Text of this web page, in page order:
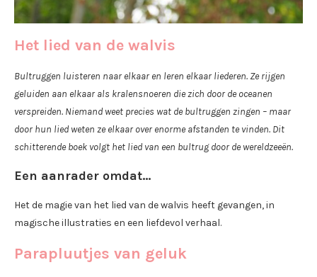
Het lied van de walvis
Bultruggen luisteren naar elkaar en leren elkaar liederen. Ze rijgen
geluiden aan elkaar als kralensnoeren die zich door de oceanen
verspreiden. Niemand weet precies wat de bultruggen zingen – maar
door hun lied weten ze elkaar over enorme afstanden te vinden. Dit
schitterende boek volgt het lied van een bultrug door de wereldzeeën.
Een aanrader omdat…
Het de magie van het lied van de walvis heeft gevangen, in
magische illustraties en een liefdevol verhaal.
Parapluutjes van geluk